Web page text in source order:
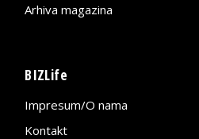
Arhiva magazina
BIZLife
Impresum/O nama
Kontakt